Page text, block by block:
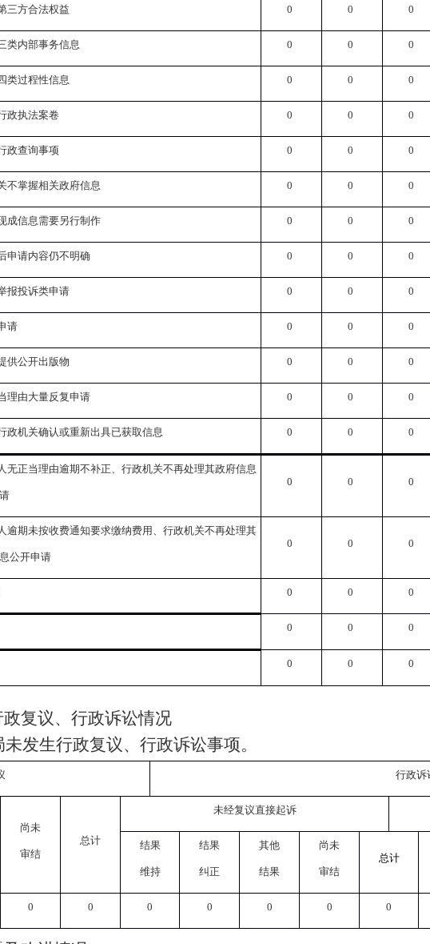
三方合法权益 0 0 0
类内部事务信息 0 0 0
类过程性信息 0 0 0
政执法案卷 0 0 0
政查询事项 0 0 0
不掌握相关政府信息 0 0 0
成信息需要另行制作 0 0 0
申请内容仍不明确 0 0 0
报投诉类申请 0 0 0
请 0 0 0
供公开出版物 0 0 0
理由大量反复申请 0 0 0
政机关确认或重新出具已获取信息 0 0 0
无正当理由逾期不补正、行政机关不再处理其政府信息
0 0 0
逾期未按收费通知要求缴纳费用、行政机关不再处理其
公开申请
0 0 0
0 0 0
0 0 0
0 0 0
复议、行政诉讼情况
发生行政复议、行政诉讼事项。
行政诉
尚未
审结
总计
未经复议直接起诉
结果
维持
结果
纠正
其他
结果
尚未
审结
总计
0 0 0 0 0 0 0